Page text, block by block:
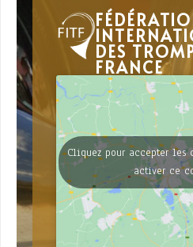
DES
FRANCE
Cliquez pour accepter les
activer ce